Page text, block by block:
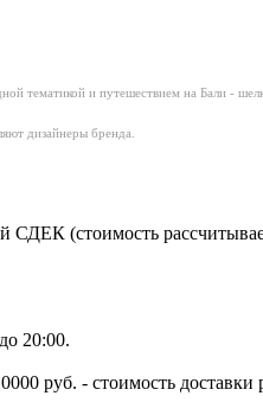
тематикой и путешествием на Бали -
дизайнеры бренда.
(стоимость
20:00.
руб. - стоимость